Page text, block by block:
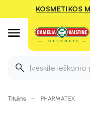
KOSMETIKOS
Įveskite ieškomo
Titulinis PHARMATEX